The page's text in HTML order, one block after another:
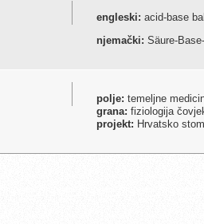
engleski: acid-base
njemački: Säure-
polje: temeljne
grana: fiziologija
projekt: Hrvatsko